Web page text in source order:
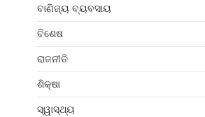
ବାଣିଜ୍ୟ ବ୍ୟବସାୟ
ବିଶେଷ
ରାଜନୀତି
ଶିକ୍ଷା
ସ୍ୱାସ୍ଥ୍ୟ